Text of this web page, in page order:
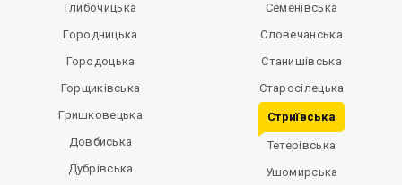
Глибочицька
Городницька
Городоцька
Горщиківська
Гришковецька
Довбиська
Дубрівська
Семенівська
Словечанська
Станишівська
Старосілецька
Стриївська
Тетерівська
Ушомирська